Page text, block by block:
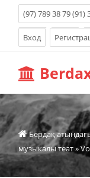
(97) 789 38 79 (91)
Вход
Бердақ
музыкалы теат»